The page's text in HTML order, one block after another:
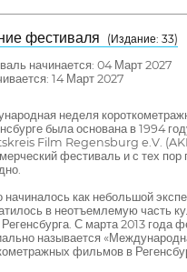
фестиваля
( Издание: 33)
начинается: 04 Март 2027
14 Март 2027
неделя
была основана в 1994
Film Regensburg e.V.
фестиваль и с тех пор
начиналось как небольшой
в неотъемлемую часть
С марта 2013 года
называется
фильмов в